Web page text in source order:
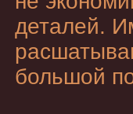
деталей.
большой